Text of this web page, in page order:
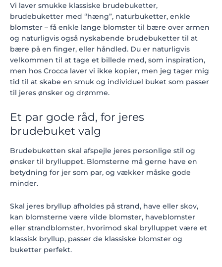
Vi laver smukke klassiske brudebuketter,
brudebuketter med “hæng”, naturbuketter, enkle
blomster – få enkle lange blomster til bære over armen
og naturligvis også nyskabende brudebuketter til at
bære på en finger, eller håndled. Du er naturligvis
velkommen til at tage et billede med, som inspiration,
men hos Crocca laver vi ikke kopier, men jeg tager mig
tid til at skabe en smuk og individuel buket som passer
til jeres ønsker og drømme.
Et par gode råd, for jeres
brudebuket valg
Brudebuketten skal afspejle jeres personlige stil og
ønsker til brylluppet. Blomsterne må gerne have en
betydning for jer som par, og vækker måske gode
minder.
Skal jeres bryllup afholdes på strand, have eller skov,
kan blomsterne være vilde blomster, haveblomster
eller strandblomster, hvorimod skal brylluppet være et
klassisk bryllup, passer de klassiske blomster og
buketter perfekt.